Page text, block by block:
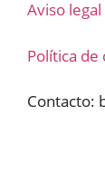
Aviso legal
Política de
Contacto: